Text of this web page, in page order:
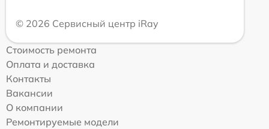
© 2026 Сервисный центр iRay
Стоимость ремонта
Оплата и доставка
Контакты
Вакансии
О компании
Ремонтируемые модели